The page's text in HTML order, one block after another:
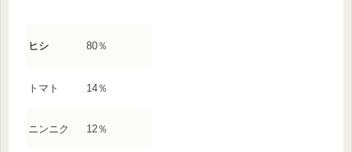
ヒシ 80％
トマト 14％
ニンニク 12％